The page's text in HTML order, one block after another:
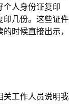
个人身份证复印
印几份。这些证件
时候直接出示，
关工作人员说明我